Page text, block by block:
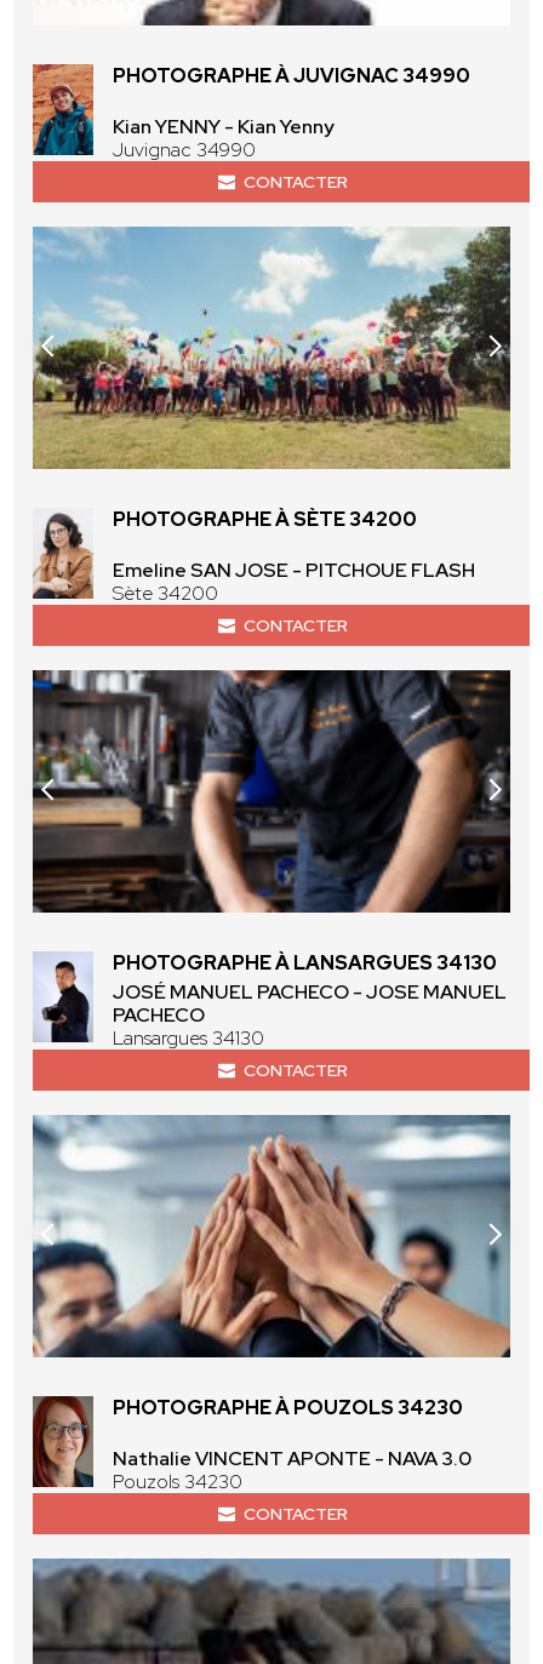
PHOTOGRAPHE À JUVIGNAC 34990
Kian YENNY - Kian Yenny
Juvignac 34990
CONTACTER
PHOTOGRAPHE À SÈTE 34200
Emeline SAN JOSE - PITCHOUE FLASH
Sète 34200
CONTACTER
PHOTOGRAPHE À LANSARGUES 34130
JOSÉ MANUEL PACHECO - JOSE MANUEL
PACHECO
Lansargues 34130
CONTACTER
PHOTOGRAPHE À POUZOLS 34230
Nathalie VINCENT APONTE - NAVA 3.0
Pouzols 34230
CONTACTER